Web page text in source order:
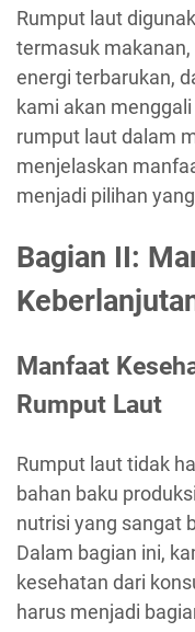
Rumput laut
termasuk
energi terbarukan,
kami akan
rumput laut dalam
menjelaskan
menjadi pilihan
Bagian II:
Manfaat
Rumput Laut
Rumput laut tidak
bahan baku
nutrisi yang sangat
Dalam bagian ini,
kesehatan dari
harus menjadi